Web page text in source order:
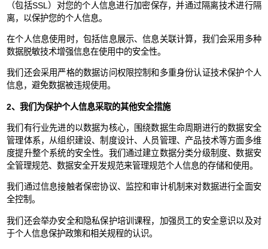
（包括SSL）对您的个人信息进行加密保存，并通过隔离技术进行隔
离，以保护您的个人信息。
在个人信息使用时，包括信息展示、信息关联计算，我们会采用多种
数据脱敏技术增强信息在使用中的安全性。
我们还会采用严格的数据访问权限控制和多重身份认证技术保护个人
信息，避免数据被违规使用。
2、我们为保护个人信息采取的其他安全措施
我们有行业先进的以数据为核心，围绕数据生命周期进行的数据安全
管理体系，从组织建设、制度设计、人员管理、产品技术等方面多维
度提升整个系统的安全性。我们通过建立数据分类分级制度、数据安
全管理规范、数据安全开发规范来管理规范个人信息的存储和使用。
我们通过信息接触者保密协议、监控和审计机制来对数据进行全面安
全控制。
我们还会举办安全和隐私保护培训课程，加强员工的安全意识以及对
于个人信息保护政策和相关规程的认识。